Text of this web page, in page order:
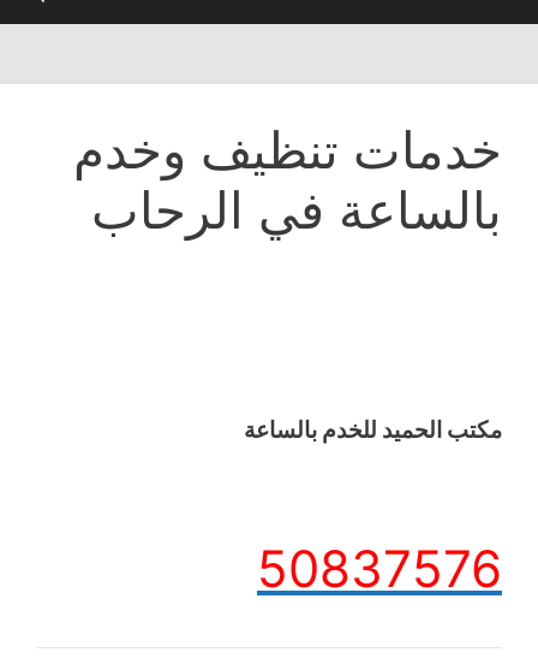
خدمات تنظيف وخدم
بالساعة في الرحاب
مكتب الحميد للخدم بالساعة
50837576